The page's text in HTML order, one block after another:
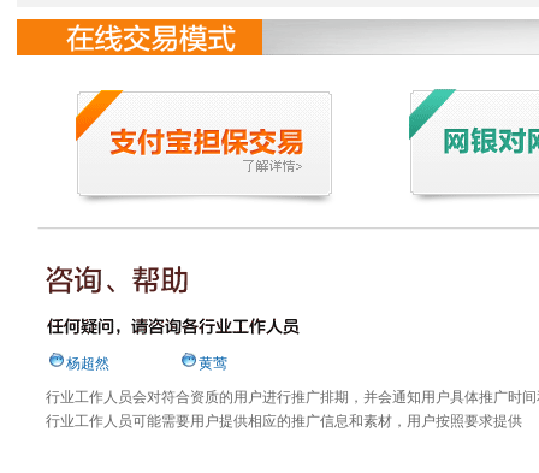
杨超然
黄莺
行业工作人员会对符合资质的用户进行推广排期，并会通知用户具体推广时
行业工作人员可能需要用户提供相应的推广信息和素材，用户按照要求提供